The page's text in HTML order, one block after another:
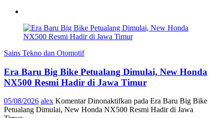
Sains Tekno dan Otomotif
Era Baru Big Bike Petualang Dimulai, New Honda
NX500 Resmi Hadir di Jawa Timur
05/08/2026 alex Komentar Dinonaktifkan pada Era Baru Big Bike
Petualang Dimulai, New Honda NX500 Resmi Hadir di Jawa